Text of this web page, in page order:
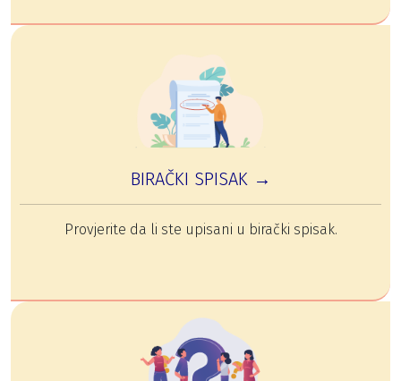
BIRAČKI SPISAK →
Provjerite da li ste upisani u birački spisak.